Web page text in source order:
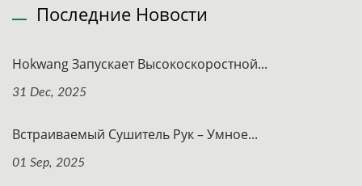
Последние Новости
Hokwang Запускает Высокоскоростной...
31 Dec, 2025
Встраиваемый Сушитель Рук – Умное...
01 Sep, 2025